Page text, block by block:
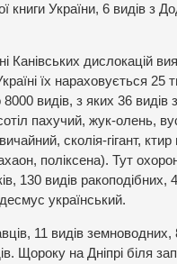
книги України, 6 видів з
Канівських дислокацій
їх нараховується 25
видів, з яких 36 видів
пахучий, жук-олень,
сколія-гігант, ктир
поліксена). Тут
130 видів ракоподібних,
український.
11 видів земноводних,
Щороку на Дніпрі біля